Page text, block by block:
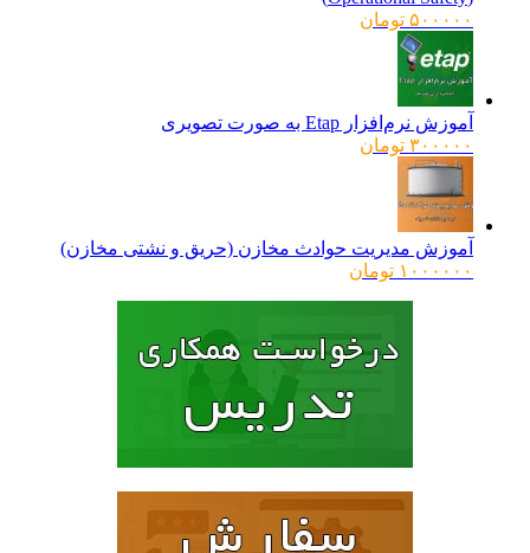
۵۰۰۰۰۰ تومان
آموزش نرم‌افزار Etap به صورت تصویری
۳۰۰۰۰۰ تومان
آموزش مدیریت حوادث مخازن (حریق و نشتی مخازن)
۱۰۰۰۰۰۰ تومان